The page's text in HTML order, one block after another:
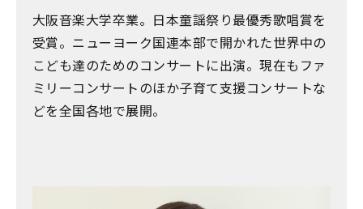
大阪音楽大学卒業。日本童謡祭り最優秀歌唱賞を
受賞。ニューヨーク国連本部で開かれた世界中の
こども達のためのコンサートに出演。現在もファ
ミリーコンサートのほか子育て支援コンサートな
どを全国各地で展開。